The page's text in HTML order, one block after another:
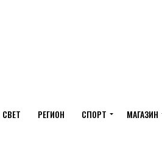
СВЕТ РЕГИОН СПОРТ МАГАЗИН